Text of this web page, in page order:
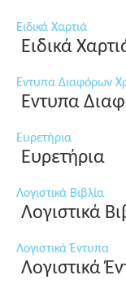
Ειδικά Χαρτιά
Ειδικά
Εντυπα Διαφόρων
Εντυπα
Ευρετήρια
Ευρετήρια
Λογιστικά Βιβλία
Λογιστικά
Λογιστικά Έντυπα
Λογιστικά